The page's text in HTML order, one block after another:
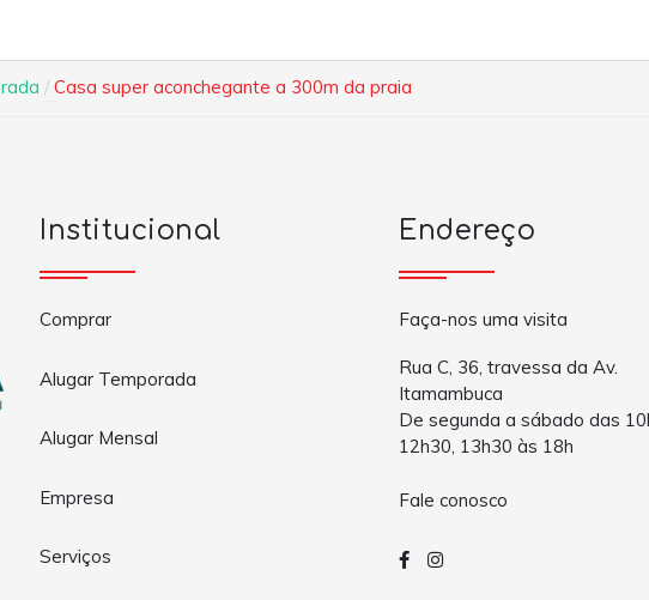
Casa super aconchegante a 300m da praia
Institucional
Comprar
Alugar Temporada
Alugar Mensal
Empresa
Serviços
Endereço
Faça-nos uma visita
Rua C, 36, travessa da Av.
Itamambuca
De segunda a sábado das
12h30, 13h30 às 18h
Fale conosco